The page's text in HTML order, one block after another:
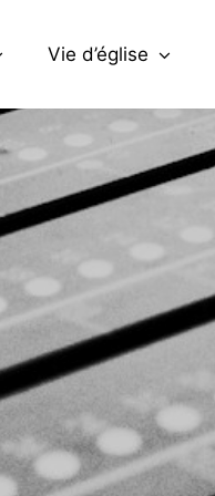
Vie d’église